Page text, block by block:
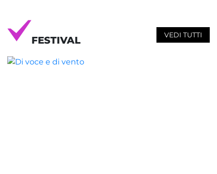
FESTIVAL VEDI TUTTI